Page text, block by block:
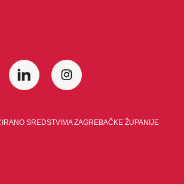
SREDSTVIMA ZAGREBAČKE ŽUPANIJE